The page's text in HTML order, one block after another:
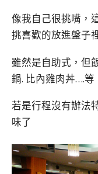
像我自己很挑嘴，
挑喜歡的放進盤子
雖然是自助式，但
鍋. 比內雞肉丼….等
若是行程沒有辦法
味了